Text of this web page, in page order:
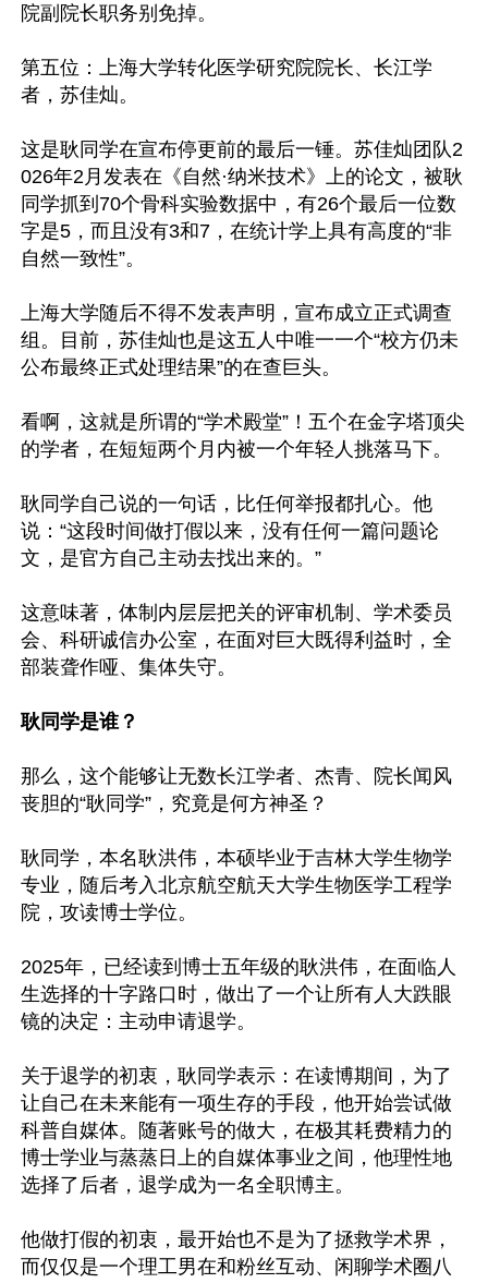
院副院长职务别免掉。
第五位：上海大学转化医学研究院院长、长江学
者，苏佳灿。
这是耿同学在宣布停更前的最后一锤。苏佳灿团队2
026年2月发表在《自然·纳米技术》上的论文，被耿
同学抓到70个骨科实验数据中，有26个最后一位数
字是5，而且没有3和7，在统计学上具有高度的“非
自然一致性”。
上海大学随后不得不发表声明，宣布成立正式调查
组。目前，苏佳灿也是这五人中唯一一个“校方仍未
公布最终正式处理结果”的在查巨头。
看啊，这就是所谓的“学术殿堂”！五个在金字塔顶尖
的学者，在短短两个月内被一个年轻人挑落马下。
耿同学自己说的一句话，比任何举报都扎心。他
说：“这段时间做打假以来，没有任何一篇问题论
文，是官方自己主动去找出来的。”
这意味著，体制内层层把关的评审机制、学术委员
会、科研诚信办公室，在面对巨大既得利益时，全
部装聋作哑、集体失守。
耿同学是谁？
那么，这个能够让无数长江学者、杰青、院长闻风
丧胆的“耿同学”，究竟是何方神圣？
耿同学，本名耿洪伟，本硕毕业于吉林大学生物学
专业，随后考入北京航空航天大学生物医学工程学
院，攻读博士学位。
2025年，已经读到博士五年级的耿洪伟，在面临人
生选择的十字路口时，做出了一个让所有人大跌眼
镜的决定：主动申请退学。
关于退学的初衷，耿同学表示：在读博期间，为了
让自己在未来能有一项生存的手段，他开始尝试做
科普自媒体。随著账号的做大，在极其耗费精力的
博士学业与蒸蒸日上的自媒体事业之间，他理性地
选择了后者，退学成为一名全职博主。
他做打假的初衷，最开始也不是为了拯救学术界，
而仅仅是一个理工男在和粉丝互动、闲聊学术圈八